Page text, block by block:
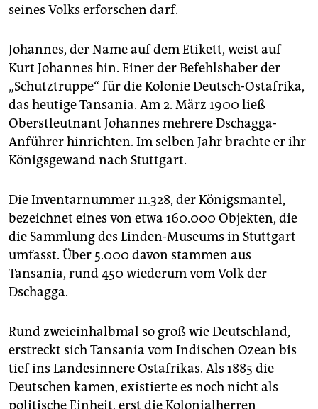
seines Volks erforschen darf.
Johannes, der Name auf dem Etikett, weist auf
Kurt Johannes hin. Einer der Befehlshaber der
„Schutztruppe“ für die Kolonie Deutsch-Ostafrika,
das heutige Tansania. Am 2. März 1900 ließ
Oberstleutnant Johannes mehrere Dschagga-
Anführer hinrichten. Im selben Jahr brachte er ihr
Königsgewand nach Stuttgart.
Die Inventarnummer 11.328, der Königsmantel,
bezeichnet eines von etwa 160.000 Objekten, die
die Sammlung des Linden-Museums in Stuttgart
umfasst. Über 5.000 davon stammen aus
Tansania, rund 450 wiederum vom Volk der
Dschagga.
Rund zweieinhalbmal so groß wie Deutschland,
erstreckt sich Tansania vom Indischen Ozean bis
tief ins Landesinnere Ostafrikas. Als 1885 die
Deutschen kamen, existierte es noch nicht als
politische Einheit, erst die Kolonialherren